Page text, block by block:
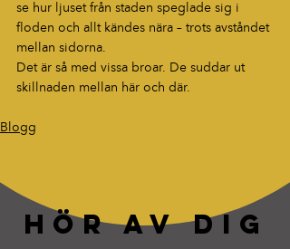
se hur ljuset från staden speglade sig i
floden och allt kändes nära – trots avståndet
mellan sidorna.
Det är så med vissa broar. De suddar ut
skillnaden mellan här och där.
Blogg
HÖR AV DIG